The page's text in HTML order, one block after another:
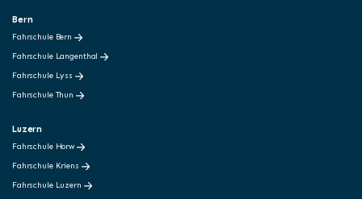
Bern
Fahrschule Bern
Fahrschule Langenthal
Fahrschule Lyss
Fahrschule Thun
Luzern
Fahrschule Horw
Fahrschule Kriens
Fahrschule Luzern